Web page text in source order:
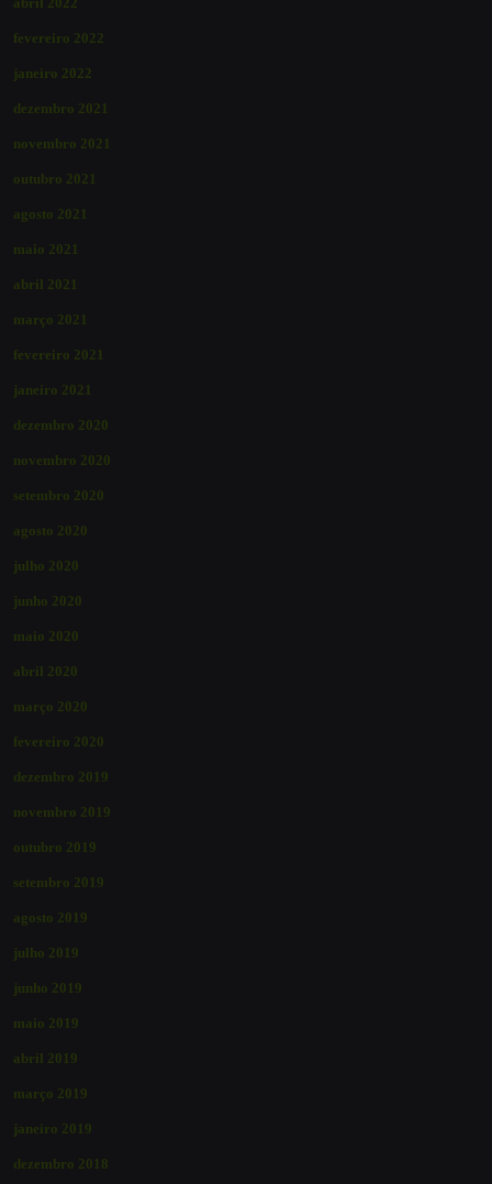
fevereiro 2022
janeiro 2022
dezembro 2021
novembro 2021
outubro 2021
agosto 2021
maio 2021
abril 2021
março 2021
fevereiro 2021
janeiro 2021
dezembro 2020
novembro 2020
setembro 2020
agosto 2020
julho 2020
junho 2020
maio 2020
abril 2020
março 2020
fevereiro 2020
dezembro 2019
novembro 2019
outubro 2019
setembro 2019
agosto 2019
julho 2019
junho 2019
maio 2019
abril 2019
março 2019
janeiro 2019
dezembro 2018